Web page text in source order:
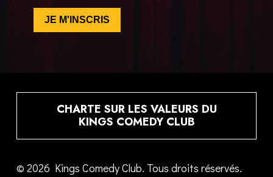
JE M'INSCRIS
© 2026 Kings Comedy Club. Tous droits réservés.
CHARTE SUR LES VALEURS DU
KINGS COMEDY CLUB